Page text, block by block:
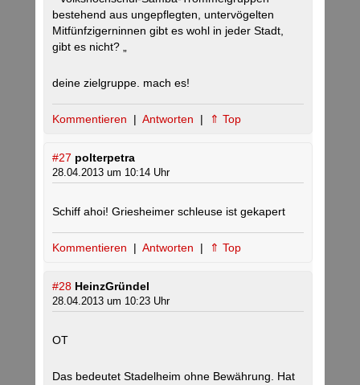
bestehend aus ungepflegten, untervögelten
Mitfünfzigerninnen gibt es wohl in jeder Stadt,
gibt es nicht? „
deine zielgruppe. mach es!
Kommentieren | Antworten | ⇑ Top
#27 polterpetra
28.04.2013 um 10:14 Uhr
Schiff ahoi! Griesheimer schleuse ist gekapert
Kommentieren | Antworten | ⇑ Top
#28 HeinzGründel
28.04.2013 um 10:23 Uhr
OT
Das bedeutet Stadelheim ohne Bewährung. Hat